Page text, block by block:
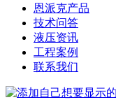
恩派克产品
技术问答
液压资讯
工程案例
联系我们